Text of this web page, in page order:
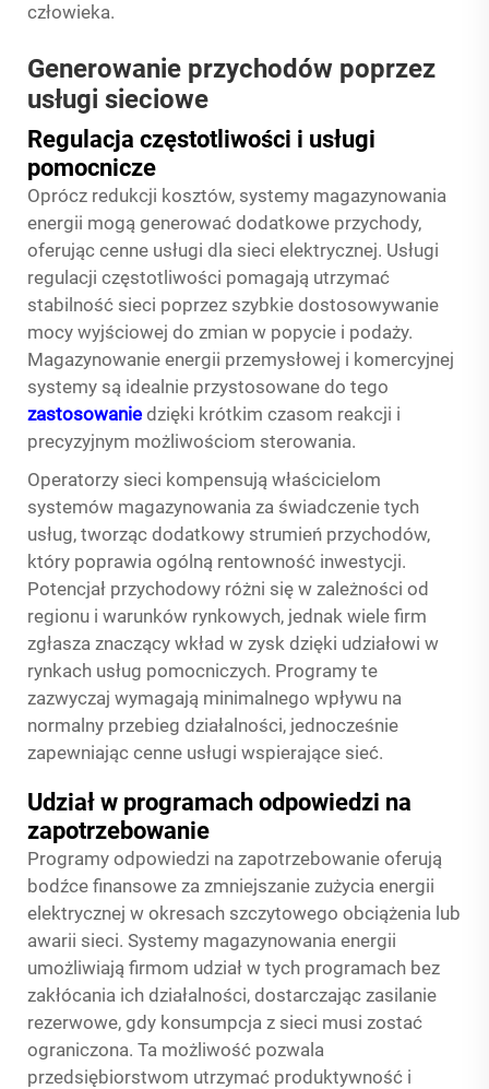
człowieka.
Generowanie przychodów poprzez
usługi sieciowe
Regulacja częstotliwości i usługi
pomocnicze
Oprócz redukcji kosztów, systemy magazynowania
energii mogą generować dodatkowe przychody,
oferując cenne usługi dla sieci elektrycznej. Usługi
regulacji częstotliwości pomagają utrzymać
stabilność sieci poprzez szybkie dostosowywanie
mocy wyjściowej do zmian w popycie i podaży.
Magazynowanie energii przemysłowej i komercyjnej
systemy są idealnie przystosowane do tego
zastosowanie dzięki krótkim czasom reakcji i
precyzyjnym możliwościom sterowania.
Operatorzy sieci kompensują właścicielom
systemów magazynowania za świadczenie tych
usług, tworząc dodatkowy strumień przychodów,
który poprawia ogólną rentowność inwestycji.
Potencjał przychodowy różni się w zależności od
regionu i warunków rynkowych, jednak wiele firm
zgłasza znaczący wkład w zysk dzięki udziałowi w
rynkach usług pomocniczych. Programy te
zazwyczaj wymagają minimalnego wpływu na
normalny przebieg działalności, jednocześnie
zapewniając cenne usługi wspierające sieć.
Udział w programach odpowiedzi na
zapotrzebowanie
Programy odpowiedzi na zapotrzebowanie oferują
bodźce finansowe za zmniejszanie zużycia energii
elektrycznej w okresach szczytowego obciążenia lub
awarii sieci. Systemy magazynowania energii
umożliwiają firmom udział w tych programach bez
zakłócania ich działalności, dostarczając zasilanie
rezerwowe, gdy konsumpcja z sieci musi zostać
ograniczona. Ta możliwość pozwala
przedsiębiorstwom utrzymać produktywność i